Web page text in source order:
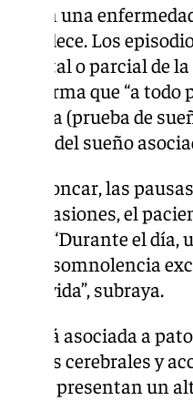
en una
la padece. Los
total o parcial de
afirma que “a
(prueba de
del sueño
son roncar, las
en ocasiones, el
“Durante el
y somnolencia
de vida”, subraya.
está asociada a
cerebrales y
que presentan un